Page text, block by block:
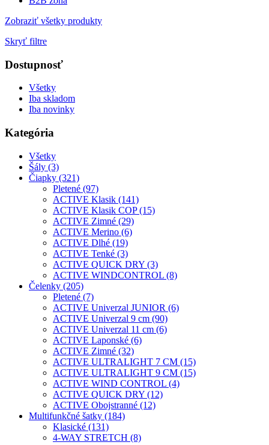
Zobraziť všetky produkty
Skryť filtre
Dostupnosť
Všetky
Iba skladom
Iba novinky
Kategória
Všetky
Šály (3)
Čiapky (321)
Pletené (97)
ACTIVE Klasik (141)
ACTIVE Klasik COP (15)
ACTIVE Zimné (29)
ACTIVE Merino (6)
ACTIVE Dlhé (19)
ACTIVE Tenké (3)
ACTIVE QUICK DRY (3)
ACTIVE WINDCONTROL (8)
Čelenky (205)
Pletené (7)
ACTIVE Univerzal JUNIOR (6)
ACTIVE Univerzal 9 cm (90)
ACTIVE Univerzal 11 cm (6)
ACTIVE Laponské (6)
ACTIVE Zimné (32)
ACTIVE ULTRALIGHT 7 CM (15)
ACTIVE ULTRALIGHT 9 CM (15)
ACTIVE WIND CONTROL (4)
ACTIVE QUICK DRY (12)
ACTIVE Obojstranné (12)
Multifunkčné šatky (184)
Klasické (131)
4-WAY STRETCH (8)